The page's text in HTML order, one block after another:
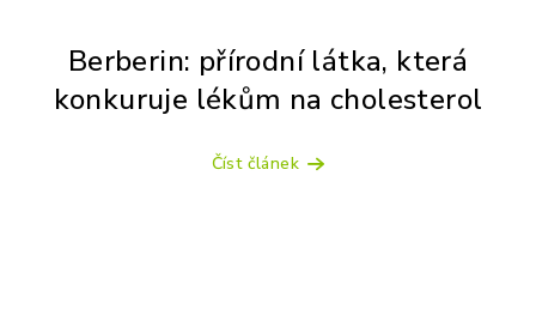
Berberin: přírodní látka, která
konkuruje lékům na cholesterol
Číst článek